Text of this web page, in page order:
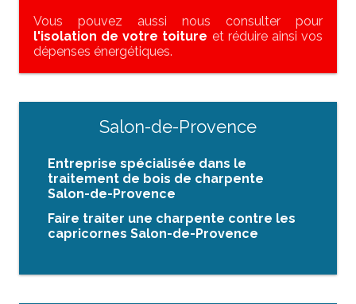
Vous pouvez aussi nous consulter pour
l'isolation de votre toiture et réduire ainsi vos
dépenses énergétiques.
Salon-de-Provence
Entreprise spécialisée dans le
traitement de bois de charpente
Salon-de-Provence
Faire traiter une charpente contre les
capricornes Salon-de-Provence